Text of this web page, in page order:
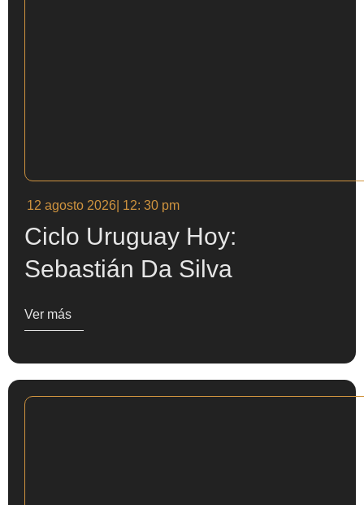
12 agosto 2026 | 12: 30 pm
Ciclo Uruguay Hoy:
Sebastián Da Silva
Ver más